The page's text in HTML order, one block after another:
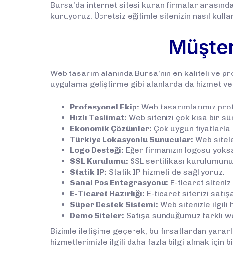
Bursa’da internet sitesi kuran firmalar
kuruyoruz. Ücretsiz eğitimle sitenizin nasıl
Web tasarım alanında Bursa’nın en kaliteli ve
uygulama geliştirme gibi alanlarda da hizmet
Profesyonel Ekip: Web tasarımlarımız
Hızlı Teslimat: Web sitenizi çok kısa bir
Ekonomik Çözümler: Çok uygun
Türkiye Lokasyonlu Sunucular: Web
Logo Desteği: Eğer firmanızın logosu
SSL Kurulumu: SSL sertifikası
Statik IP: Statik IP hizmeti de sağlıyoruz.
Sanal Pos Entegrasyonu: E-ticaret
E-Ticaret Hazırlığı: E-ticaret sitenizi
Süper Destek Sistemi: Web sitenizle ilgili
Demo Siteler: Satışa sunduğumuz farklı
Bizimle iletişime geçerek, bu fırsatlardan
hizmetlerimizle ilgili daha fazla bilgi almak için